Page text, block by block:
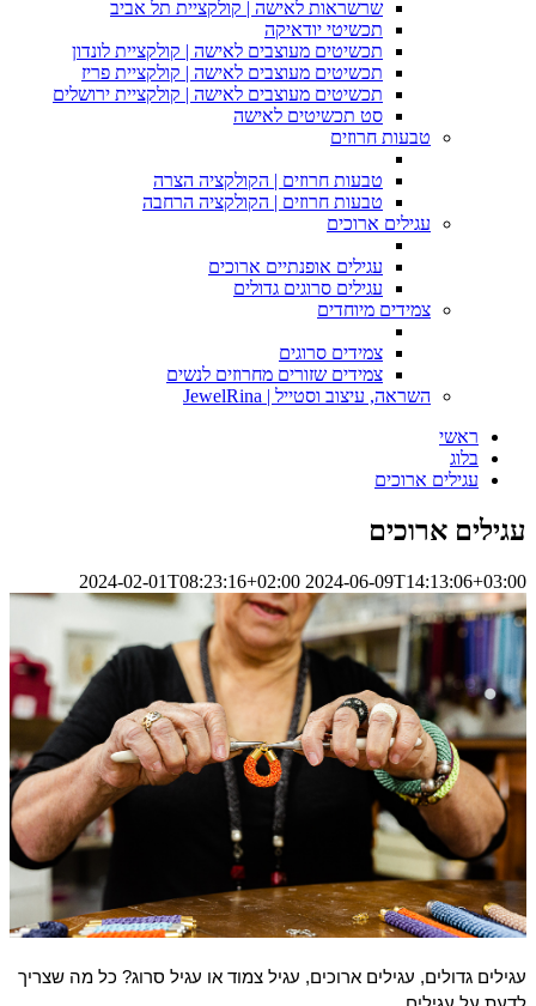
שרשראות לאישה | קולקציית תל אביב
תכשיטי יודאיקה
תכשיטים מעוצבים לאישה | קולקציית לונדון
תכשיטים מעוצבים לאישה | קולקציית פריז
תכשיטים מעוצבים לאישה | קולקציית ירושלים
סט תכשיטים לאישה
טבעות חרוזים
טבעות חרוזים | הקולקציה הצרה
טבעות חרוזים | הקולקציה הרחבה
עגילים ארוכים
עגילים אופנתיים ארוכים
עגילים סרוגים גדולים
צמידים מיוחדים
צמידים סרוגים
צמידים שזורים מחרוזים לנשים
השראה, עיצוב וסטייל | JewelRina
ראשי
בלוג
עגילים ארוכים
עגילים ארוכים
2024-02-01T08:23:16+02:00 2024-06-09T14:13:06+03:00
עגילים גדולים, עגילים ארוכים, עגיל צמוד או עגיל סרוג? כל מה שצריך